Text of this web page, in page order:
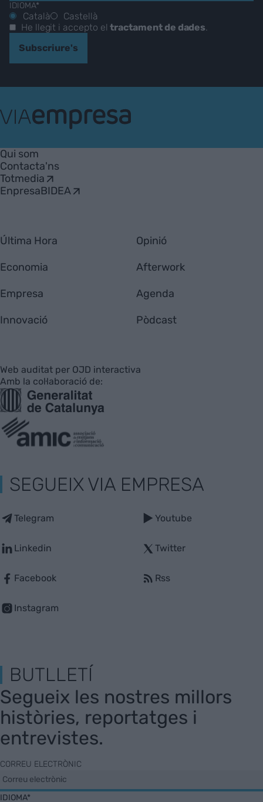
IDIOMA*
Català
Castellà
He llegit i accepto eltractament de dades.
Subscriure's
Empresa
Qui som
Contacta'ns
Totmedia
EnpresaBIDEA
Última Hora
Economia
Empresa
Innovació
Opinió
Afterwork
Agenda
Pòdcast
Web auditat per OJD interactiva
Amb la col·laboració de:
SEGUEIX VIA EMPRESA
Telegram
Linkedin
Facebook
Instagram
Youtube
Twitter
Rss
BUTLLETÍ
Segueix les nostres millors
històries, reportatges i
entrevistes.
CORREU ELECTRÒNIC
IDIOMA*